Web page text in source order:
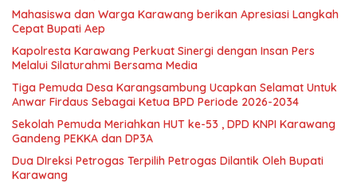
Mahasiswa dan Warga Karawang berikan Apresiasi Langkah
Cepat Bupati Aep
Kapolresta Karawang Perkuat Sinergi dengan Insan Pers
Melalui Silaturahmi Bersama Media
Tiga Pemuda Desa Karangsambung Ucapkan Selamat Untuk
Anwar Firdaus Sebagai Ketua BPD Periode 2026-2034
Sekolah Pemuda Meriahkan HUT ke-53 , DPD KNPI Karawang
Gandeng PEKKA dan DP3A
Dua DIreksi Petrogas Terpilih Petrogas Dilantik Oleh Bupati
Karawang